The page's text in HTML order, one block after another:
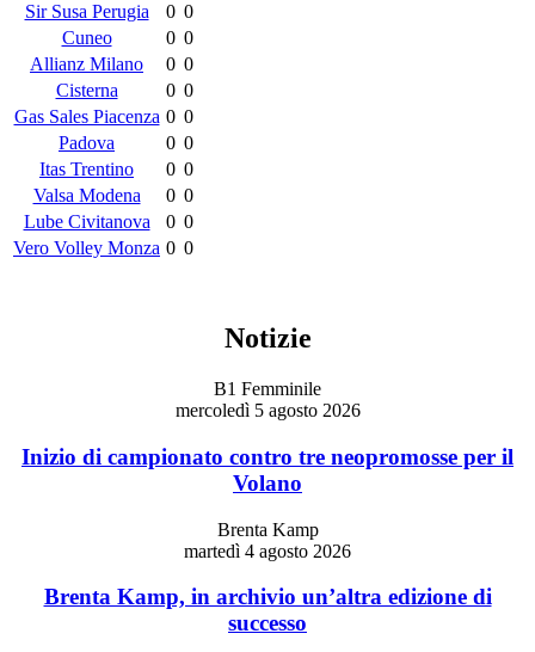
Sir Susa Perugia
0 0
Cuneo
0 0
Allianz Milano
0 0
Cisterna
0 0
Gas Sales Piacenza 0 0
Padova
0 0
Itas Trentino
0 0
Valsa Modena
0 0
Lube Civitanova
0 0
Vero Volley Monza 0 0
Notizie
B1 Femminile
mercoledì 5 agosto 2026
Inizio di campionato contro tre neopromosse per il
Volano
Brenta Kamp
martedì 4 agosto 2026
Brenta Kamp, in archivio un’altra edizione di
successo